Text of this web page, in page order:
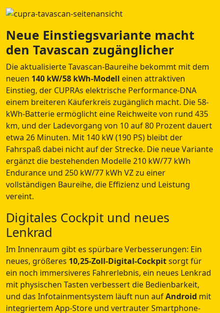
Neue Einstiegsvariante macht
den Tavascan zugänglicher
Die aktualisierte Tavascan-Baureihe bekommt mit dem
neuen 140 kW/58 kWh-Modell einen attraktiven
Einstieg, der CUPRAs elektrische Performance-DNA
einem breiteren Käuferkreis zugänglich macht. Die 58-
kWh-Batterie ermöglicht eine Reichweite von rund 435
km, und der Ladevorgang von 10 auf 80 Prozent dauert
etwa 26 Minuten. Mit 140 kW (190 PS) bleibt der
Fahrspaß dabei nicht auf der Strecke. Die neue Variante
ergänzt die bestehenden Modelle 210 kW/77 kWh
Endurance und 250 kW/77 kWh VZ zu einer
vollständigen Baureihe, die Effizienz und Leistung
vereint.
Digitales Cockpit und neues
Lenkrad
Im Innenraum gibt es spürbare Verbesserungen: Ein
neues, größeres 10,25-Zoll-Digital-Cockpitsorgt für
ein noch immersiveres Fahrerlebnis, ein neues Lenkrad
mit physischen Tasten verbessert die Bedienbarkeit,
und das Infotainmentsystem läuft nun aufAndroid mit
integriertem App-Store und vertrauter Smartphone-